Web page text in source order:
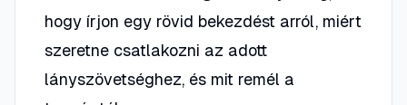
hogy írjon egy rövid bekezdést arról, miért
szeretne csatlakozni az adott
lányszövetséghez, és mit remél a